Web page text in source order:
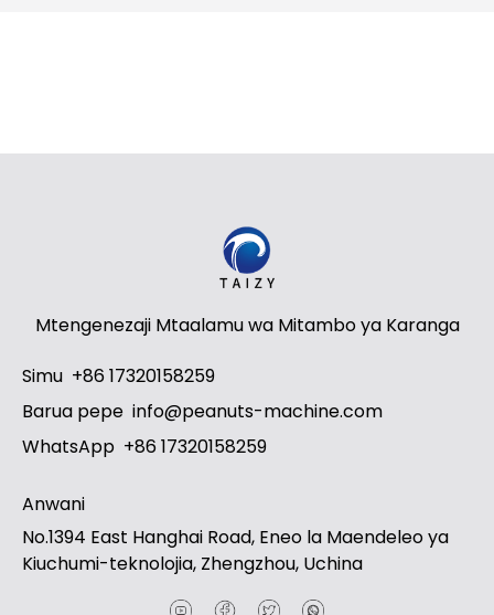
Mtengenezaji Mtaalamu wa Mitambo ya Karanga
Simu +86 17320158259
Barua pepe info@peanuts-machine.com
WhatsApp +86 17320158259
Anwani
No.1394 East Hanghai Road, Eneo la Maendeleo ya
Kiuchumi-teknolojia, Zhengzhou, Uchina
Whatsapp